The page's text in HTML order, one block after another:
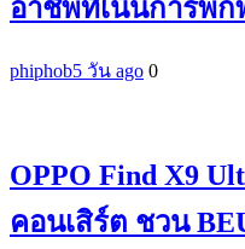
อาชีพที่เน้นการพก
phiphob5 วัน ago 0
OPPO Find X9
คอนเสิร์ต ชวน